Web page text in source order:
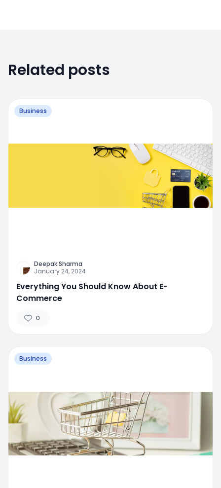
Related posts
Business
Deepak Sharma
January 24, 2024
Everything You Should Know About E-
Commerce
0
Business